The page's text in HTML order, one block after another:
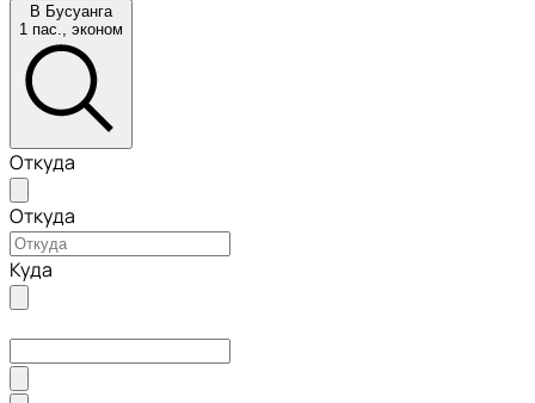
В Бусуанга
1 пас., эконом
Откуда
Откуда
Куда